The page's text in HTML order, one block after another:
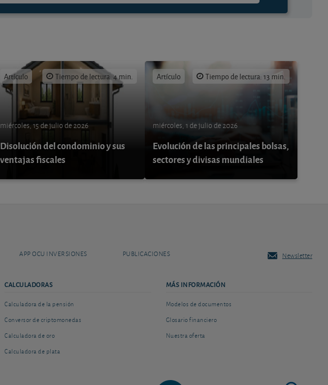
Artículo Tiempo de lectura: 4 min.
miércoles, 15 de julio de 2026
Disolución del condominio y sus
ventajas fiscales
Artículo Tiempo de lectura: 13 min.
miércoles, 1 de julio de 2026
Evolución de las principales bolsas,
sectores y divisas mundiales
APP OCU INVERSIONES PUBLICACIONES Newsletter
CALCULADORAS
Calculadora de la pensión
Conversor de criptomonedas
Calculadora de oro
Calculadora de plata
MÁS INFORMACIÓN
Modelos de documentos
Glosario financiero
Nuestra oferta